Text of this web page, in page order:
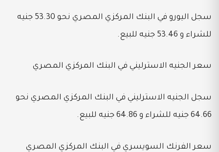
سجل اليورو في البنك المركزي المصري نحو 53.30 جنيه
للشراء و 53.46 جنيه للبيع.
سعر الجنيه الاسترليني في البنك المركزي المصري
سجل الجنيه الاسترليني في البنك المركزي المصري نحو
64.66 جنيه للشراء و 64.86 جنيه للبيع.
سعر الفرنك السويسري في البنك المركزي المصري